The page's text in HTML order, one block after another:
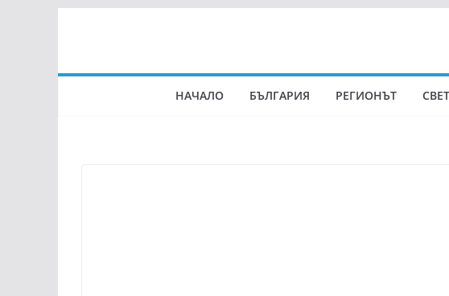
НАЧАЛО БЪЛГАРИЯ РЕГИОНЪТ